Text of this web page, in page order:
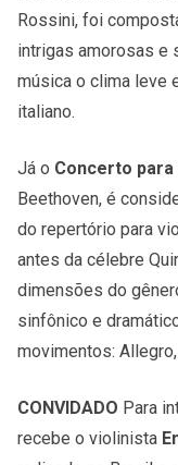
Rossini, foi
intrigas amorosas e
música o clima leve
italiano.
Já o Concerto para
Beethoven, é
do repertório para
antes da célebre
dimensões do
sinfônico e
movimentos:
CONVIDADO Para
recebe o violinista